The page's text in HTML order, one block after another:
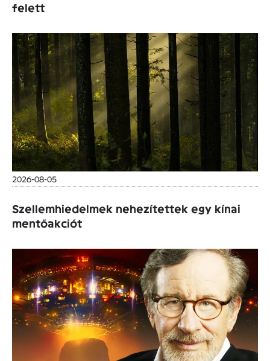
felett
2026-08-05
Szellemhiedelmek nehezítettek egy kínai
mentőakciót